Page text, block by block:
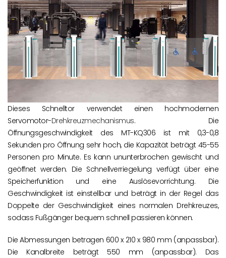
Dieses Schnelltor verwendet einen hochmodernen
Servomotor-Drehkreuzmechanismus. Die
Öffnungsgeschwindigkeit des MT-KQ306 ist mit 0,3-0,8
Sekunden pro Öffnung sehr hoch, die Kapazität beträgt 45-55
Personen pro Minute. Es kann ununterbrochen gewischt und
geöffnet werden. Die Schnellverriegelung verfügt über eine
Speicherfunktion und eine Auslösevorrichtung. Die
Geschwindigkeit ist einstellbar und beträgt in der Regel das
Doppelte der Geschwindigkeit eines normalen Drehkreuzes,
sodass Fußgänger bequem schnell passieren können.
Die Abmessungen betragen 600 x 210 x 980 mm (anpassbar).
Die Kanalbreite beträgt 550 mm (anpassbar). Das